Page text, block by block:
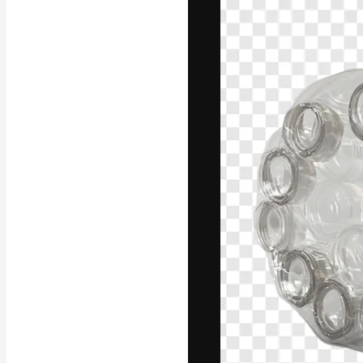
La plataforma
entre
estudios.
Español
Copyright ©